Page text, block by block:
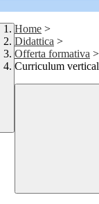
Home >
Didattica >
Offerta formativa >
Curriculum